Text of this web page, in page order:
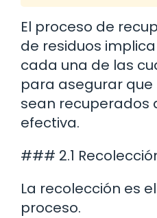
El proceso de
de residuos
cada una de las
para asegurar
sean recuperados
efectiva.
### 2.1
La recolección es
proceso.